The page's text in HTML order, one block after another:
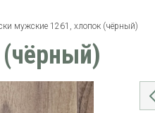
мужские 1261, хлопок (чёрный)